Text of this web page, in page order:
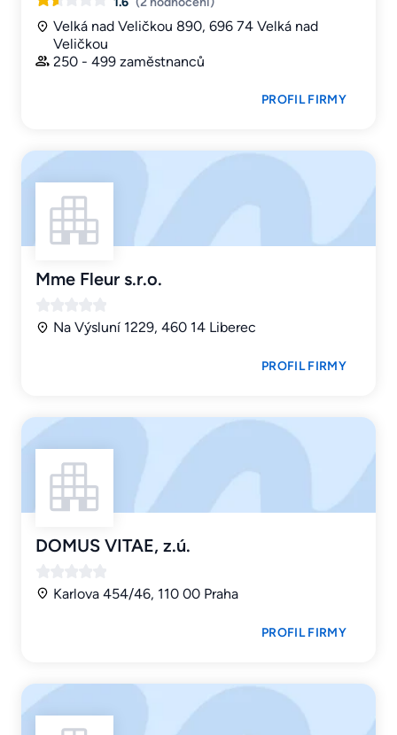
Velká nad Veličkou 890, 696 74 Velká nad
Veličkou
250 - 499 zaměstnanců
PROFIL FIRMY
Mme Fleur s.r.o.
Na Výsluní 1229, 460 14 Liberec
PROFIL FIRMY
DOMUS VITAE, z.ú.
Karlova 454/46, 110 00 Praha
PROFIL FIRMY